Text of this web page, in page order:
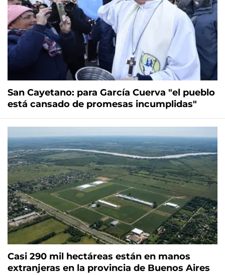
San Cayetano: para García Cuerva "el pueblo
está cansado de promesas incumplidas"
Casi 290 mil hectáreas están en manos
extranjeras en la provincia de Buenos Aires